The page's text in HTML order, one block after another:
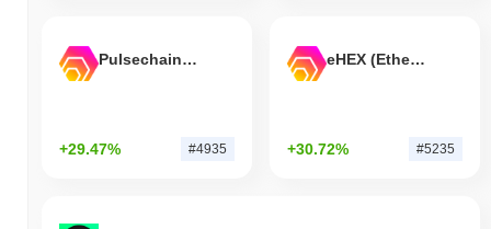
Pulsechain Bridged HEX (Pulsechain)
+29.47% #4935
eHEX (Ethereum)
+30.72% #5235